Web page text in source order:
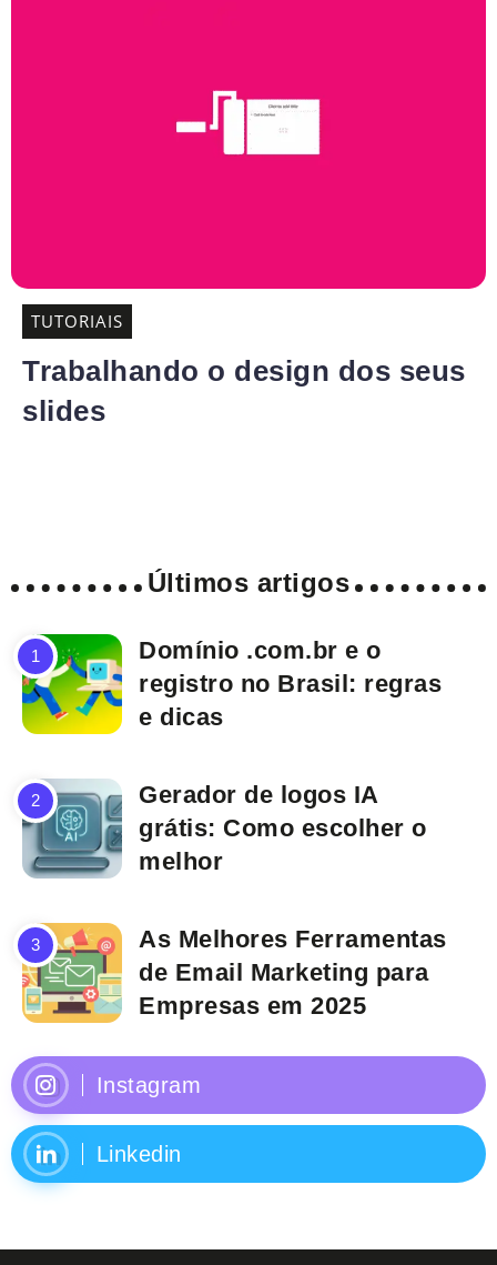
TUTORIAIS
Trabalhando o design dos seus
slides
Últimos artigos
Domínio .com.br e o
registro no Brasil: regras
e dicas
Gerador de logos IA
grátis: Como escolher o
melhor
As Melhores Ferramentas
de Email Marketing para
Empresas em 2025
Instagram
Linkedin